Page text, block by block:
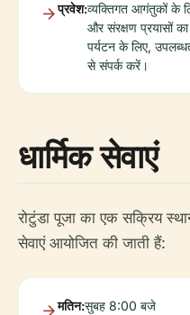
प्रवेश:व्यक्तिगत आगंतुकों के
और संरक्षण प्रयासों
पर्यटन के लिए,
से संपर्क करें।
धार्मिक सेवाएं
रोटुंडा पूजा का एक सक्रिय
सेवाएं आयोजित की जाती हैं:
मतिन:सुबह 8:00 बजे